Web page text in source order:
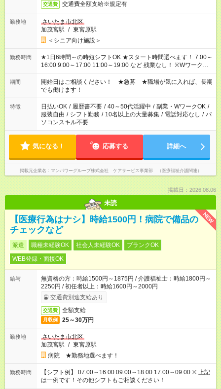
交通費 交通費全額支給※規定有
勤務地
さいたま市北区
加茂宮駅 / 東宮原駅
＜シニア向け施設＞
勤務時間
★1日6時間～の時短シフトOK ★スタート時間選べます！ 7:00～
16:00 9:00～17:00 11:00～19:00 など 残業なし！ ※Wワークの
場合、他のお仕事と合わせ週40時間超の就業はご案内できませ
ん ※法令に基づき、週20時間以上勤務は社会保険への加入対象
となります ※労働者派遣法（日雇い派遣の原則禁止）により、
短時間・短期間の就業はご案内が難しい場合があります
期間
開始日はご相談ください！ ★急募 ★職場が気に入れば、長期
でも働けます！
特徴 日払いOK / 履歴書不要 / 40～50代活躍中 / 副業・WワークOK /
服装自由 / シフト勤務 / 10名以上の大量募集 / 電話対応なし / パ
ソコンスキル不要
気になる！ 応募する 詳細へ
掲載元企業名 マンパワーグループ株式会社 ケアサービス事業部 （医療福祉介護関連）
掲載日：2026.08.06
未読
NEW
【医療行為はナシ】時給1500円！病院で備品の
チェックなど
派遣 職種未経験OK 社会人未経験OK
ブランクOK
WEB登録・面接OK
給与
無資格の方：時給1500円～1875円 / 介護福祉士：時給1800円～
2250円 / 初任者以上：時給1600円～2000円
交通費別途支給あり
交通費 全額支給
月収例 25～30万円
勤務地
さいたま市北区
加茂宮駅 / 東宮原駅
病院 ★勤務地選べます！
勤務時間
【シフト例】 07:00～16:00 09:00～18:00 17:00～09:00 ※ 上記
は一例です！その他シフトもご相談ください！